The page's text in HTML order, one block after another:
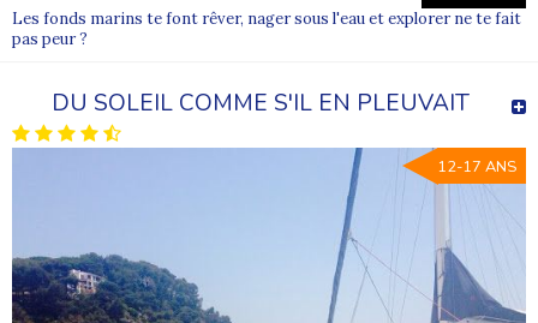
Les fonds marins te font rêver, nager sous l'eau et explorer ne te fait
pas peur ?
DU SOLEIL COMME S'IL EN PLEUVAIT
12-17 ANS